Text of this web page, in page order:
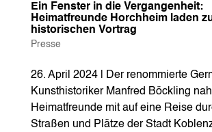
Ein Fenster in die Vergangenheit:
Heimatfreunde Horchheim laden
historischen Vortrag
Presse
26. April 2024 | Der renommierte
Kunsthistoriker Manfred Böckling
Heimatfreunde mit auf eine Reise
Straßen und Plätze der Stadt